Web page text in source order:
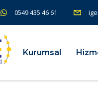
0549 435 46 61
Kurumsal